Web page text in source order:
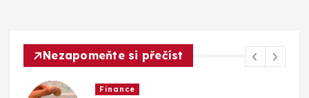
Nezapomeňte si přečíst
Finance